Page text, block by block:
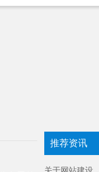
推荐资讯